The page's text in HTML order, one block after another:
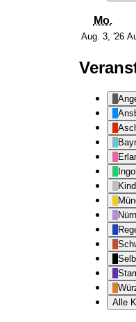
Mo.
Aug. 3, '263.
Alle